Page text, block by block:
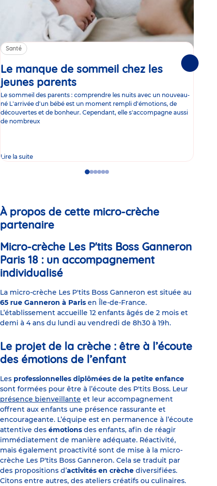
Santé
Le manque de sommeil chez les
jeunes parents
Le sommeil des parents : comprendre les nuits avec un nouveau-
né L'arrivée d'un bébé est un moment rempli d'émotions, de
découvertes et de bonheur. Cependant, elle s'accompagne aussi
de nombreux
Lire la suite
GoGoGoGo
GoGo
À propos de cette micro-crèche
partenaire
Micro-crèche Les P'tits Boss Ganneron
Paris 18 : un accompagnement
individualisé
La micro-crèche Les P'tits Boss Ganneron est située au
65 rue Ganneron à Paris en Île-de-France.
L’établissement accueille 12 enfants âgés de 2 mois et
demi à 4 ans du lundi au vendredi de 8h30 à 19h.
Le projet de la crèche : être à l’écoute
des émotions de l’enfant
Les professionnelles diplômées de la petite enfance
sont formées pour être à l’écoute des P'tits Boss. Leur
présence bienveillante et leur accompagnement
offrent aux enfants une présence rassurante et
encourageante. L’équipe est en permanence à l’écoute
attentive des émotions des enfants, afin de réagir
immédiatement de manière adéquate. Réactivité,
mais également proactivité sont de mise à la micro-
crèche Les P'tits Boss Ganneron. Cela se traduit par
des propositions d’activités en crèche diversifiées.
Citons entre autres, des ateliers créatifs ou culinaires.